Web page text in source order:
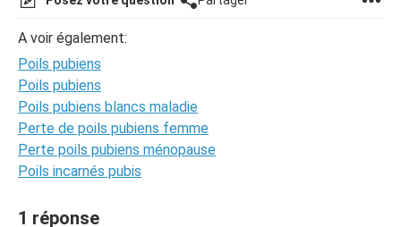
A voir également:
Poils pubiens
Poils pubiens
Poils pubiens blancs maladie
Perte de poils pubiens femme
Perte poils pubiens ménopause
Poils incarnés pubis
1 réponse